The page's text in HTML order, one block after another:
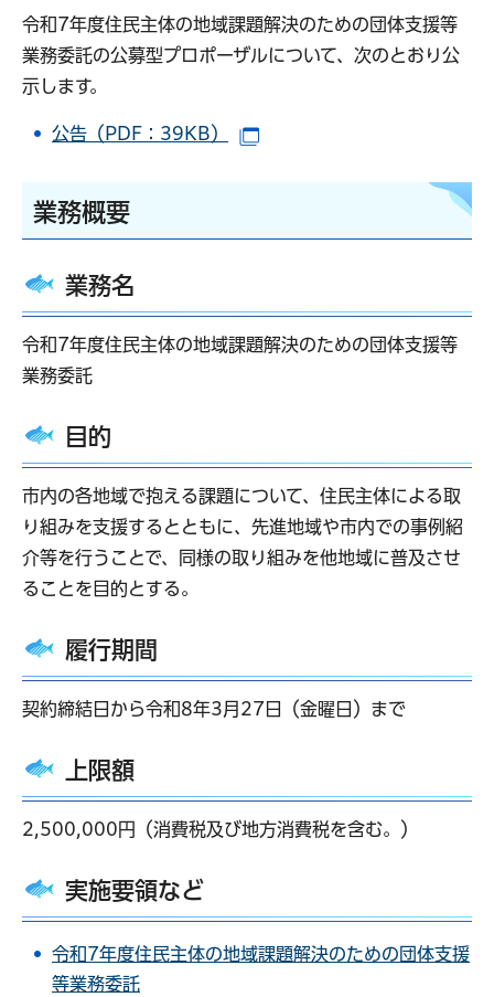
令和7年度住民主体の地域課題解決のための団体支援等
業務委託の公募型プロポーザルについて、次のとおり公
示します。
公告（PDF：39KB）
業務概要
業務名
令和7年度住民主体の地域課題解決のための団体支援等
業務委託
目的
市内の各地域で抱える課題について、住民主体による取
り組みを支援するとともに、先進地域や市内での事例紹
介等を行うことで、同様の取り組みを他地域に普及させ
ることを目的とする。
履行期間
契約締結日から令和8年3月27日（金曜日）まで
上限額
2,500,000円（消費税及び地方消費税を含む。）
実施要領など
令和7年度住民主体の地域課題解決のための団体支援
等業務委託